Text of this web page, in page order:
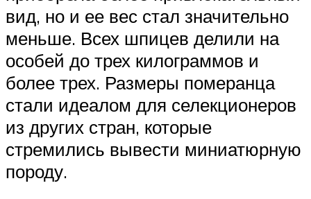
вид, но и ее вес стал значительно
меньше. Всех шпицев делили на
особей до трех килограммов и
более трех. Размеры померанца
стали идеалом для селекционеров
из других стран, которые
стремились вывести миниатюрную
породу.